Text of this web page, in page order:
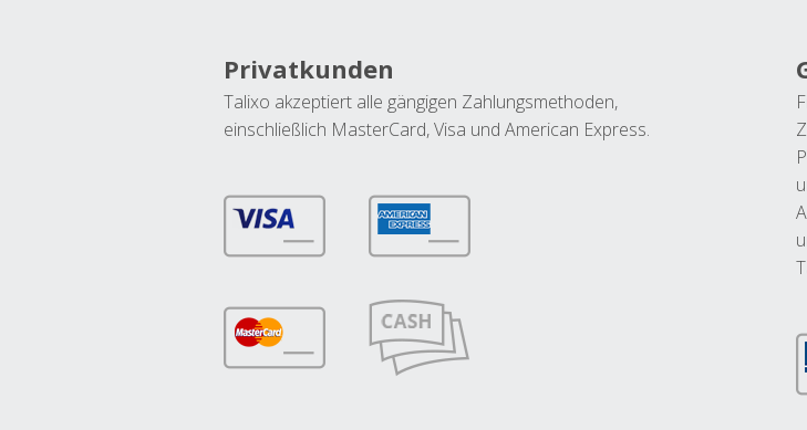
Privatkunden
Talixo akzeptiert alle gängigen Zahlungsmethoden,
einschließlich MasterCard, Visa und American Express.